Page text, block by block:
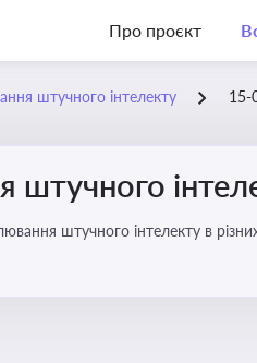
Про проєкт
штучного інтелекту 15-
штучного
штучного інтелекту в